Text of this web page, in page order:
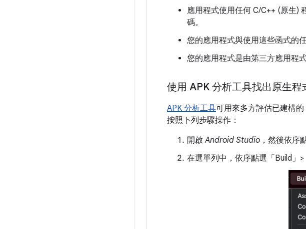
應用程式使用任何 C/C++ (原生)
碼。
您的應用程式與使用這些函式的
您的應用程式是由第三方應用程
使用 APK 分析工具找出原生程
APK 分析工具可用來多方評估已建構
按照下列步驟操作：
開啟Android Studio ，然後依序
在選單列中，依序點選「Build」>